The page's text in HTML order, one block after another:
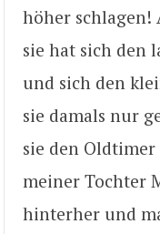
höher schlagen!
sie hat sich den
und sich den
sie damals nur
sie den
meiner Tochter
hinterher und